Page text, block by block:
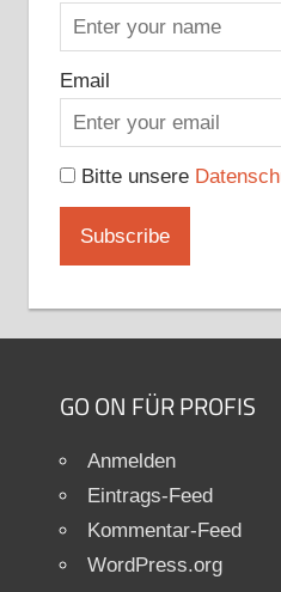
Email
Bitte unsere
GO ON FÜR PROFIS
Anmelden
Eintrags-Feed
Kommentar-Feed
WordPress.org